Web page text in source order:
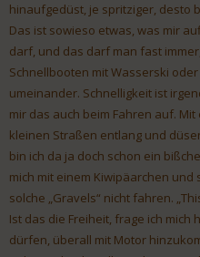
hinaufgedüst, je spritziger, desto
Das ist sowieso etwas, was mir
darf, und das darf man fast
Schnellbooten mit Wasserski
umeinander. Schnelligkeit ist
mir das auch beim Fahren auf.
kleinen Straßen entlang und
bin ich da ja doch schon ein
mich mit einem Kiwipäarchen
solche „Gravels“ nicht fahren.
Ist das die Freiheit, frage ich mich
dürfen, überall mit Motor